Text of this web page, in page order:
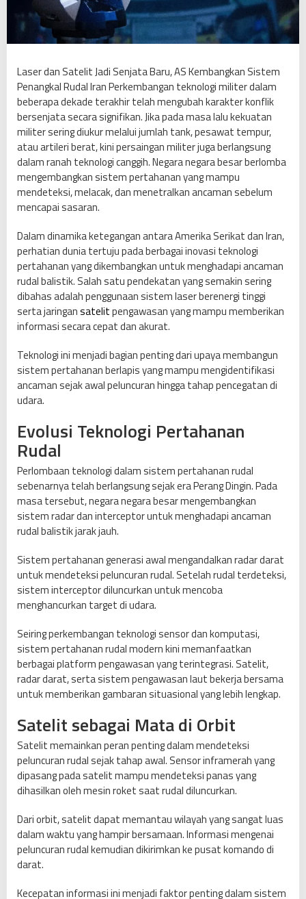
d
i
S
n
j
a
t
a
B
a
r
u
S
K
e
m
b
a
n
k
a
n
s
m
P
e
n
a
g
k
a
l
u
d
a
l
I
a
n
Laser dan Satelit Jadi Senjata Baru, AS Kembangkan Sistem
Penangkal Rudal Iran Perkembangan teknologi militer dalam
beberapa dekade terakhir telah mengubah karakter konflik
bersenjata secara signifikan. Jika pada masa lalu kekuatan
militer sering diukur melalui jumlah tank, pesawat tempur,
atau artileri berat, kini persaingan militer juga berlangsung
dalam ranah teknologi canggih. Negara negara besar berlomba
mengembangkan sistem pertahanan yang mampu
mendeteksi, melacak, dan menetralkan ancaman sebelum
mencapai sasaran.
Dalam dinamika ketegangan antara Amerika Serikat dan Iran,
perhatian dunia tertuju pada berbagai inovasi teknologi
pertahanan yang dikembangkan untuk menghadapi ancaman
rudal balistik. Salah satu pendekatan yang semakin sering
dibahas adalah penggunaan sistem laser berenergi tinggi
serta jaringansatelitpengawasan yang mampu memberikan
informasi secara cepat dan akurat.
Teknologi ini menjadi bagian penting dari upaya membangun
sistem pertahanan berlapis yang mampu mengidentifikasi
ancaman sejak awal peluncuran hingga tahap pencegatan di
udara.
Evolusi Teknologi Pertahanan
Rudal
Perlombaan teknologi dalam sistem pertahanan rudal
sebenarnya telah berlangsung sejak era Perang Dingin. Pada
masa tersebut, negara negara besar mengembangkan
sistem radar dan interceptor untuk menghadapi ancaman
rudal balistik jarak jauh.
Sistem pertahanan generasi awal mengandalkan radar darat
untuk mendeteksi peluncuran rudal. Setelah rudal terdeteksi,
sistem interceptor diluncurkan untuk mencoba
menghancurkan target di udara.
Seiring perkembangan teknologi sensor dan komputasi,
sistem pertahanan rudal modern kini memanfaatkan
berbagai platform pengawasan yang terintegrasi. Satelit,
radar darat, serta sistem pengawasan laut bekerja bersama
untuk memberikan gambaran situasional yang lebih lengkap.
Satelit sebagai Mata di Orbit
Satelit memainkan peran penting dalam mendeteksi
peluncuran rudal sejak tahap awal. Sensor inframerah yang
dipasang pada satelit mampu mendeteksi panas yang
dihasilkan oleh mesin roket saat rudal diluncurkan.
Dari orbit, satelit dapat memantau wilayah yang sangat luas
dalam waktu yang hampir bersamaan. Informasi mengenai
peluncuran rudal kemudian dikirimkan ke pusat komando di
darat.
Kecepatan informasi ini menjadi faktor penting dalam sistem